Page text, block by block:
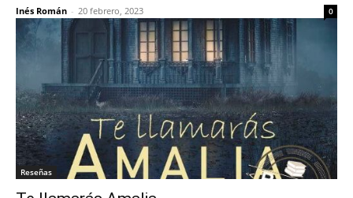
Inés Román - 20 febrero, 2023 0
Reseñas